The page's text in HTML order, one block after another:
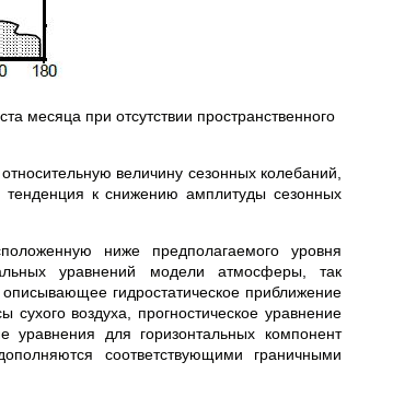
месяца при отсутствии пространственного
величину сезонных колебаний,
к снижению амплитуды сезонных
ниже предполагаемого уровня
уравнений модели атмосферы, так
гидростатическое приближение
воздуха, прогностическое уравнение
уравнения для горизонтальных компонент
соответствующими граничными